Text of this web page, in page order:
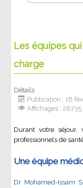
Les équipes
charge
Détails
Publication : 18
Affichages : 26735
Durant votre séjour,
professionnels de
Une équipe
Dr Mohamed-Issam